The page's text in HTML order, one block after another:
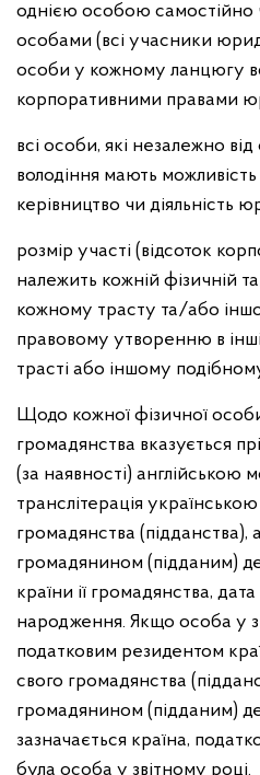
однією особою самостійно
особами (всі учасники
особи у кожному ланцюгу
корпоративними правами
всі особи, які незалежно
володіння мають
керівництво чи діяльність
розмір участі (відсоток
належить кожній фізичній
кожному трасту та/або
правовому утворенню в
трасті або іншому
Щодо кожної фізичної
громадянства вказується
(за наявності) англійською
транслітерація
громадянства (підданства),
громадянином (підданим)
країни iї громадянства, дата
народження. Якщо особа у
податковим резидентом
свого громадянства
громадянином (підданим)
зазначається країна,
була особа у звітному році.